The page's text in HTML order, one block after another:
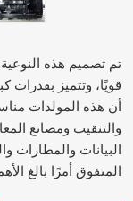
تم تصميم هذه
قويًا، وتتميز بقدرات
أن هذه المولدات
والتنقيب ومصانع
البيانات والمطارات
المتفوق أمرًا بالغ